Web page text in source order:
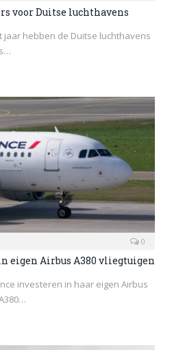
voor Duitse luchthavens
hebben de Duitse luchthavens
0
eigen Airbus A380 vliegtuigen
investeren in haar eigen Airbus